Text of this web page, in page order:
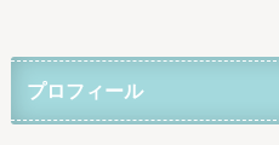
プロフィール